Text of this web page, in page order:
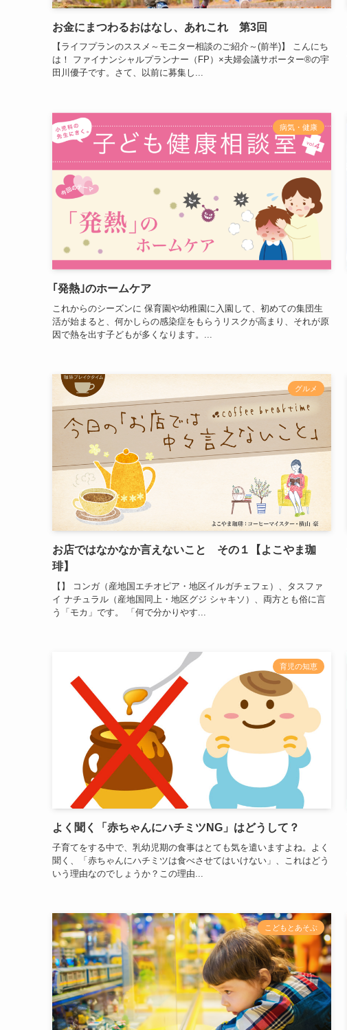
お金にまつわるおはなし、あれこれ 第3回
【ライフプランのススメ～モニター相談のご紹介～(前半)】 こんにち
は！ ファイナンシャルプランナー（FP）×夫婦会議サポーター®の宇
田川優子です。さて、以前に募集し...
病気・健康
｢発熱｣のホームケア
これからのシーズンに 保育園や幼稚園に入園して、初めての集団生
活が始まると、何かしらの感染症をもらうリスクが高まり、それが原
因で熱を出す子どもが多くなります。...
グルメ
お店ではなかなか言えないこと その１【よこやま珈
琲】
【】 コンガ（産地国エチオピア・地区イルガチェフェ）、タスファ
イ ナチュラル（産地国同上・地区グジ シャキソ）、両方とも俗に言
う「モカ」です。 「何で分かりやす...
育児の知恵
よく聞く「赤ちゃんにハチミツNG」はどうして？
子育てをする中で、乳幼児期の食事はとても気を遣いますよね。よく
聞く、「赤ちゃんにハチミツは食べさせてはいけない」、これはどう
いう理由なのでしょうか？この理由...
こどもとあそぶ